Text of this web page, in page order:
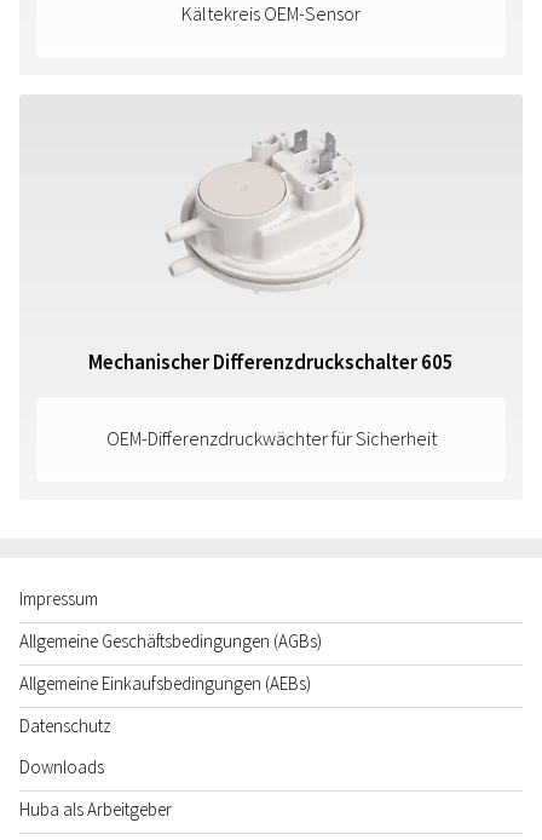
Kältekreis OEM-Sensor
Mechanischer Differenzdruckschalter 605
OEM-Differenzdruckwächter für Sicherheit
Impressum
Allgemeine Geschäftsbedingungen (AGBs)
Allgemeine Einkaufsbedingungen (AEBs)
Datenschutz
Downloads
Huba als Arbeitgeber